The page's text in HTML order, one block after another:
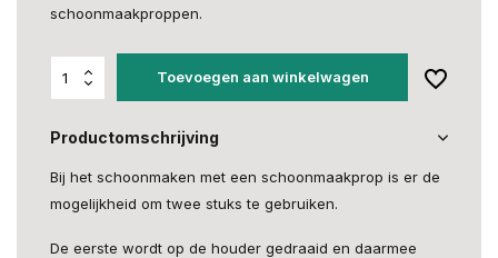
schoonmaakproppen.
Toevoegen aan winkelwagen
Productomschrijving
Bij het schoonmaken met een schoonmaakprop is er de
mogelijkheid om twee stuks te gebruiken.
De eerste wordt op de houder gedraaid en daarmee